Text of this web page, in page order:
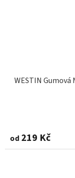
WESTIN Gumová
od 219 Kč